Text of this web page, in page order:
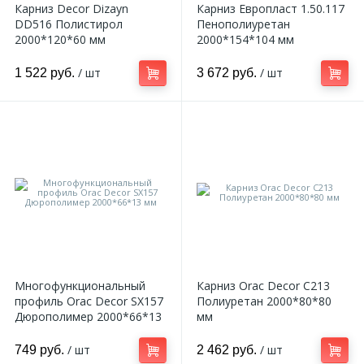
Карниз Decor Dizayn
DD516 Полистирол
2000*120*60 мм
1 522 руб. / шт
Карниз Европласт 1.50.117
Пенополиуретан
2000*154*104 мм
3 672 руб. / шт
Многофункциональный
профиль Orac Decor SX157
Дюрополимер 2000*66*13
749 руб. / шт
Карниз Orac Decor C213
Полиуретан 2000*80*80
мм
2 462 руб. / шт